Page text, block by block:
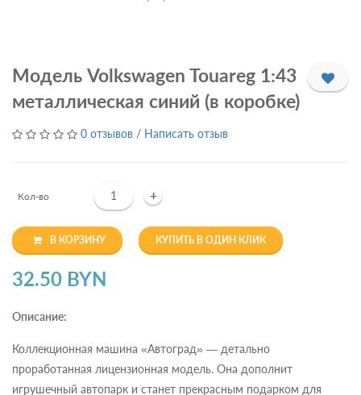
Модель Volkswagen Touareg 1:43
металлическая синий (в коробке)
0 отзывов / Написать отзыв
Кол-во +
В КОРЗИНУ КУПИТЬ В ОДИН КЛИК
32.50 BYN
Описание:
Коллекционная машина «Автоград» — детально
проработанная лицензионная модель. Она дополнит
игрушечный автопарк и станет прекрасным подарком для